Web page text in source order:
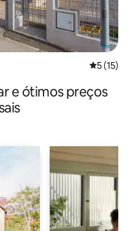
5 de uma
5 (15)
e ótimos preços